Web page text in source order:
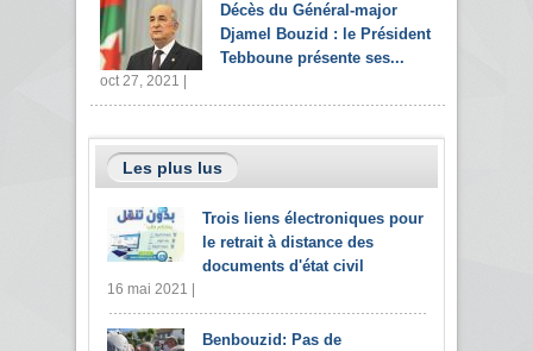
Décès du Général-major
Djamel Bouzid : le Président
Tebboune présente ses...
oct 27, 2021 |
Les plus lus
Trois liens électroniques pour
le retrait à distance des
documents d'état civil
16 mai 2021 |
Benbouzid: Pas de